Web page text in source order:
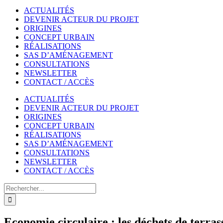
ACTUALITÉS
DEVENIR ACTEUR DU PROJET
ORIGINES
CONCEPT URBAIN
RÉALISATIONS
SAS D’AMÉNAGEMENT
CONSULTATIONS
NEWSLETTER
CONTACT / ACCÈS
ACTUALITÉS
DEVENIR ACTEUR DU PROJET
ORIGINES
CONCEPT URBAIN
RÉALISATIONS
SAS D’AMÉNAGEMENT
CONSULTATIONS
NEWSLETTER
CONTACT / ACCÈS
Rechercher